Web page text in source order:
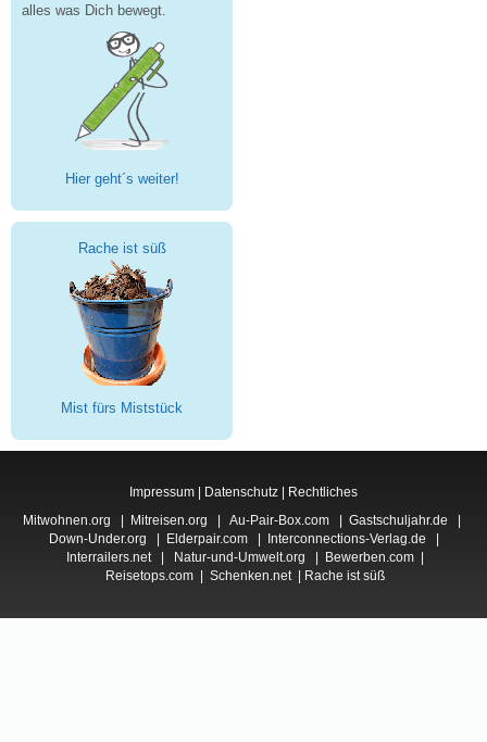
alles was Dich bewegt.
Hier geht´s weiter!
Rache ist süß
Mist fürs Miststück
Impressum | Datenschutz | Rechtliches
Mitwohnen.org
Mitreisen.org Au-Pair-Box.com Gastschuljahr.de
Down-Under.org
Elderpair.com| Interconnections-Verlag.de
Interrailers.net| Natur-und-Umwelt.org Bewerben.com
Reisetops.com
Schenken.net| Rache ist süß